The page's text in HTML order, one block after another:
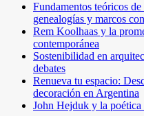
Fundamentos teóricos
genealogías y marcos
Rem Koolhaas y la
contemporánea
Sostenibilidad en
debates
Renueva tu espacio:
decoración en Argentina
John Hejduk y la poética